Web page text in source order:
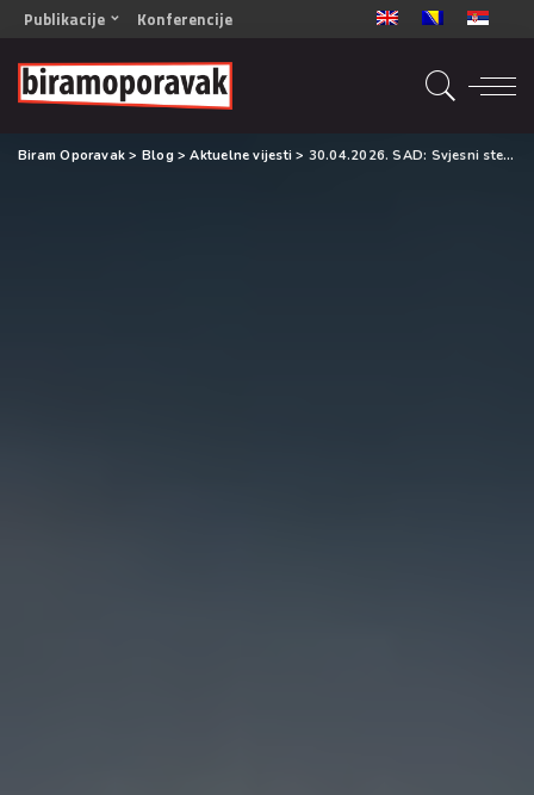
Publikacije
OPORAVAK- Naš zajednički cilj BiH/CG
OPORAVAK- Naš zajednički cilj SRB
OPORAVAK- Naš zajednički cilj 2
Konferencije
Biram Oporavak > Blog >Aktuelne vijesti > 30.04.2026. SAD: Svjesni ste svoje ovisnosti, ali još niste spremni na promjenu?